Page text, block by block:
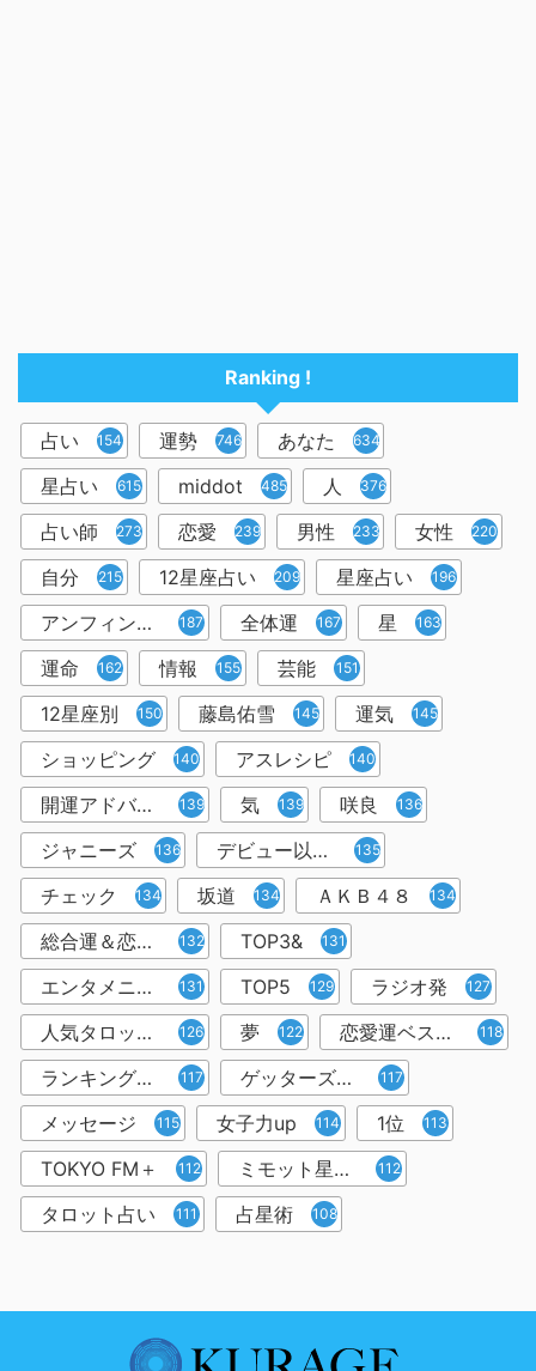
Ranking !
占い 1545 運勢 746 あなた 634
星占い 615 middot 485 人 376
占い師 273 恋愛 239 男性 233 女性 220
自分 215 12星座占い 209 星座占い 196
アンフィン先生 187 全体運 167 星 163
運命 162 情報 155 芸能 151
12星座別 150 藤島佑雪 145 運気 145
ショッピング 140 アスレシピ 140
開運アドバイザー＆占い師 139 気 139 咲良 136
ジャニーズ 136 デビュー以来１万人以上 135
チェック 134 坂道 134 ＡＫＢ４８ 134
総合運＆恋愛運 132 TOP3& 131
エンタメニュース＆コラム 131 TOP5 129 ラジオ発 127
人気タロット占い師 126 夢 122 恋愛運ベスト3 118
ランキング形式 117 ゲッターズ飯田 117
メッセージ 115 女子力up 114 1位 113
TOKYO FM＋ 112 ミモット星占い 112
タロット占い 111 占星術 108